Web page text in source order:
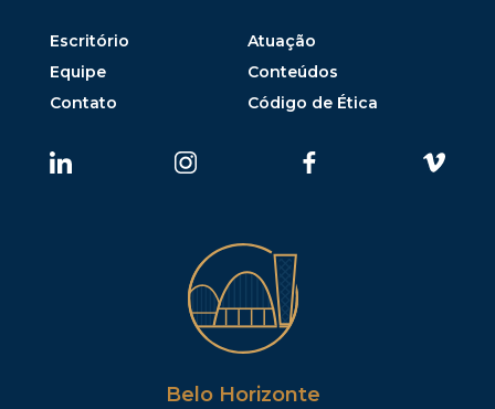
Escritório
Atuação
Equipe
Conteúdos
Contato
Código de Ética
Belo Horizonte